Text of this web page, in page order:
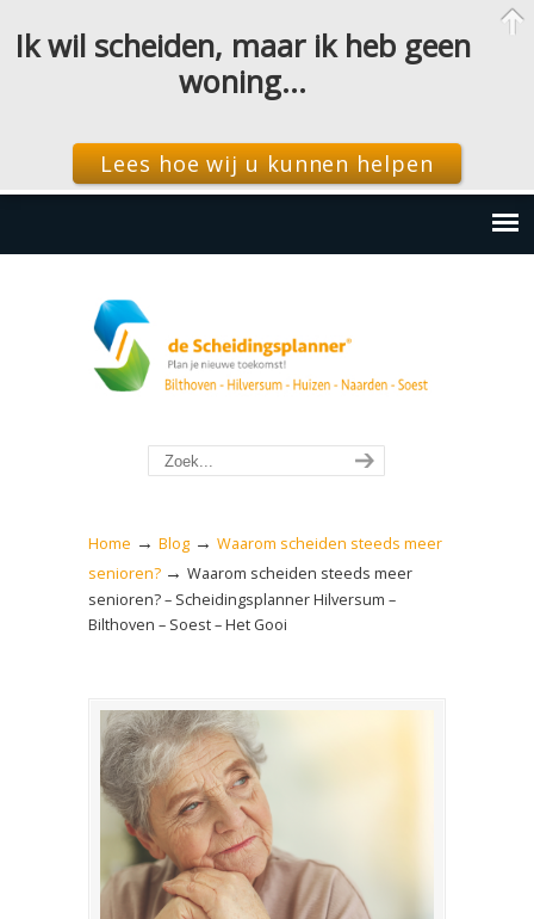
Home → Blog → Waarom scheiden steeds meer
senioren? → Waarom scheiden steeds meer
senioren? – Scheidingsplanner Hilversum –
Bilthoven – Soest – Het Gooi
Ik wil scheiden, maar ik heb geen
woning…
Lees hoe wij u kunnen helpen